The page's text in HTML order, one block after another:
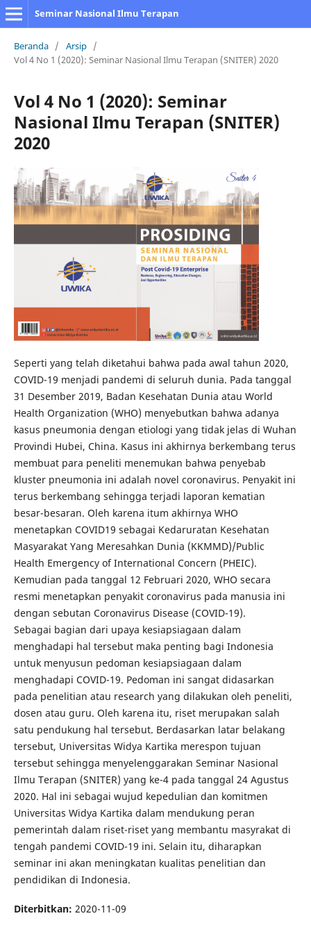
Seminar Nasional Ilmu Terapan
Beranda / Arsip /
Vol 4 No 1 (2020): Seminar Nasional Ilmu Terapan (SNITER) 2020
Vol 4 No 1 (2020): Seminar
Nasional Ilmu Terapan (SNITER)
2020
Seperti yang telah diketahui bahwa pada awal tahun 2020,
COVID-19 menjadi pandemi di seluruh dunia. Pada tanggal
31 Desember 2019, Badan Kesehatan Dunia atau World
Health Organization (WHO) menyebutkan bahwa adanya
kasus pneumonia dengan etiologi yang tidak jelas di Wuhan
Provindi Hubei, China. Kasus ini akhirnya berkembang terus
membuat para peneliti menemukan bahwa penyebab
kluster pneumonia ini adalah novel coronavirus. Penyakit ini
terus berkembang sehingga terjadi laporan kematian
besar-besaran. Oleh karena itum akhirnya WHO
menetapkan COVID19 sebagai Kedaruratan Kesehatan
Masyarakat Yang Meresahkan Dunia (KKMMD)/Public
Health Emergency of International Concern (PHEIC).
Kemudian pada tanggal 12 Februari 2020, WHO secara
resmi menetapkan penyakit coronavirus pada manusia ini
dengan sebutan Coronavirus Disease (COVID-19).
Sebagai bagian dari upaya kesiapsiagaan dalam
menghadapi hal tersebut maka penting bagi Indonesia
untuk menyusun pedoman kesiapsiagaan dalam
menghadapi COVID-19. Pedoman ini sangat didasarkan
pada penelitian atau research yang dilakukan oleh peneliti,
dosen atau guru. Oleh karena itu, riset merupakan salah
satu pendukung hal tersebut. Berdasarkan latar belakang
tersebut, Universitas Widya Kartika merespon tujuan
tersebut sehingga menyelenggarakan Seminar Nasional
Ilmu Terapan (SNITER) yang ke-4 pada tanggal 24 Agustus
2020. Hal ini sebagai wujud kepedulian dan komitmen
Universitas Widya Kartika dalam mendukung peran
pemerintah dalam riset-riset yang membantu masyrakat di
tengah pandemi COVID-19 ini. Selain itu, diharapkan
seminar ini akan meningkatan kualitas penelitian dan
pendidikan di Indonesia.
Diterbitkan: 2020-11-09